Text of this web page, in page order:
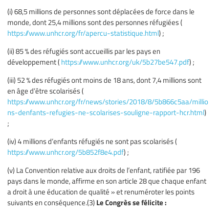
(i) 68,5 millions de personnes sont déplacées de force dans le
monde, dont 25,4 millions sont des personnes réfugiées (
https://www.unhcr.org/fr/apercu-statistique.html) ;
(ii) 85 % des réfugiés sont accueillis par les pays en
développement ( https://www.unhcr.org/uk/5b27be547.pdf) ;
(iii) 52 % des réfugiés ont moins de 18 ans, dont 7,4 millions sont
en âge d’être scolarisés (
https://www.unhcr.org/fr/news/stories/2018/8/5b866c5aa/millio
ns-denfants-refugies-ne-scolarises-souligne-rapport-hcr.html)
;
(iv) 4 millions d’enfants réfugiés ne sont pas scolarisés (
https://www.unhcr.org/5b852f8e4.pdf) ;
(v) La Convention relative aux droits de l’enfant, ratifiée par 196
pays dans le monde, affirme en son article 28 que chaque enfant
a droit à une éducation de qualité » et renuméroter les points
suivants en conséquence.(3) Le Congrès se félicite :